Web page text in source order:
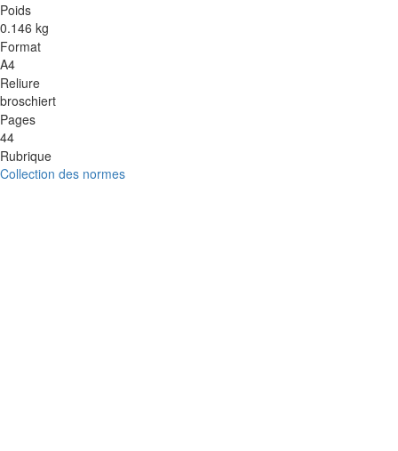
Poids
0.146 kg
Format
A4
Reliure
broschiert
Pages
44
Rubrique
Collection des normes